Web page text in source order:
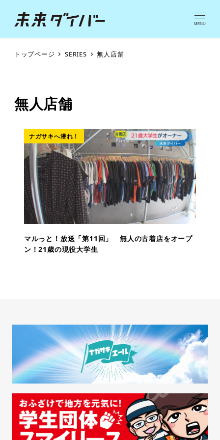
MENU
トップページ SERIES 無人店舗
無人店舗
ナガサキへ潜れ！
マルっと！放送「第11回」 無人の古着店をオープ
ン！21歳の現役大学生